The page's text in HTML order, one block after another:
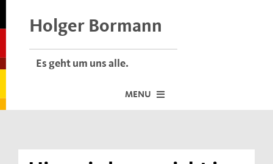
Holger Bormann
Es geht um uns alle.
MENU
Über mich